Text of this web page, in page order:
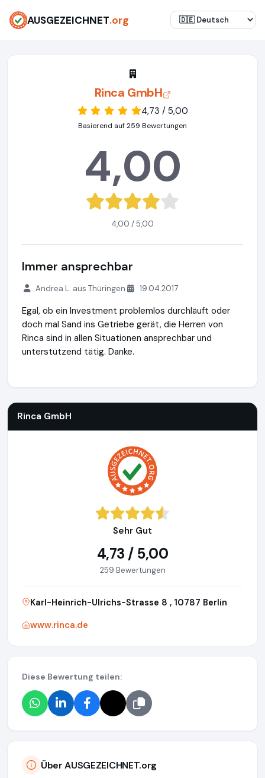
AUSGEZEICHNET.org
Rinca GmbH
4,73 / 5,00
Basierend auf 259 Bewertungen
4,00
4,00 / 5,00
Immer ansprechbar
Andrea L. aus Thüringen 19.04.2017
Egal, ob ein Investment problemlos durchläuft oder
doch mal Sand ins Getriebe gerät, die Herren von
Rinca sind in allen Situationen ansprechbar und
unterstützend tätig. Danke.
Rinca GmbH
Sehr Gut
4,73 / 5,00
259 Bewertungen
Karl-Heinrich-Ulrichs-Strasse 8 , 10787 Berlin
www.rinca.de
Diese Bewertung teilen:
Über AUSGEZEICHNET.org